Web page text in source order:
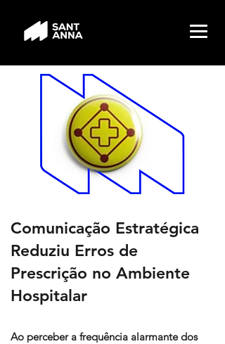
Comunicação Estratégica
Reduziu Erros de
Prescrição no Ambiente
Hospitalar
Ao perceber a frequência alarmante dos